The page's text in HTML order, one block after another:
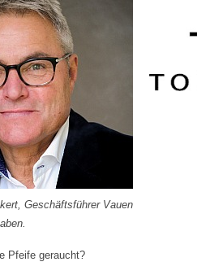
Geschäftsführer Vauen
Pfeife geraucht?